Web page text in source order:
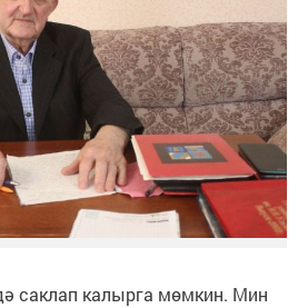
саклап калырга мөмкин. Мин